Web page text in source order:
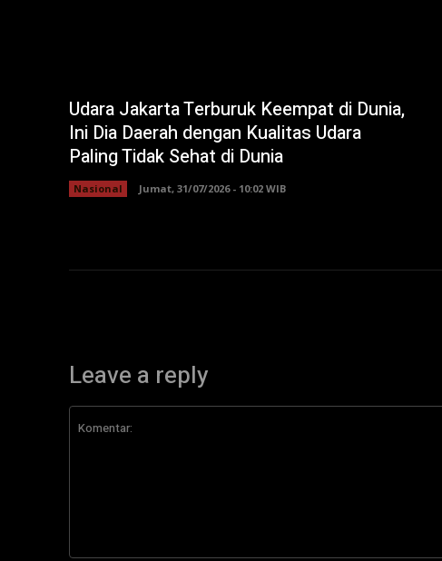
Udara Jakarta Terburuk Keempat di Dunia,
Ini Dia Daerah dengan Kualitas Udara
Paling Tidak Sehat di Dunia
Nasional Jumat, 31/07/2026 - 10:02 WIB
Leave a reply